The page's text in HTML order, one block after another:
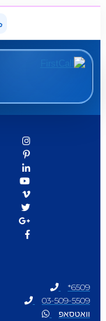
*6509
03-509-5509
וואטסאפ